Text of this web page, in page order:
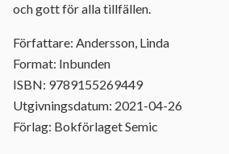
och gott för alla tillfällen.
Författare: Andersson, Linda
Format: Inbunden
ISBN: 9789155269449
Utgivningsdatum: 2021-04-26
Förlag: Bokförlaget Semic